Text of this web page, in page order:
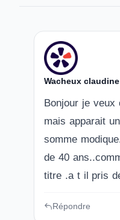
Wacheux claudine
Bonjour je veux
mais apparait
somme
de 40
titre .a t il pris
Répondre